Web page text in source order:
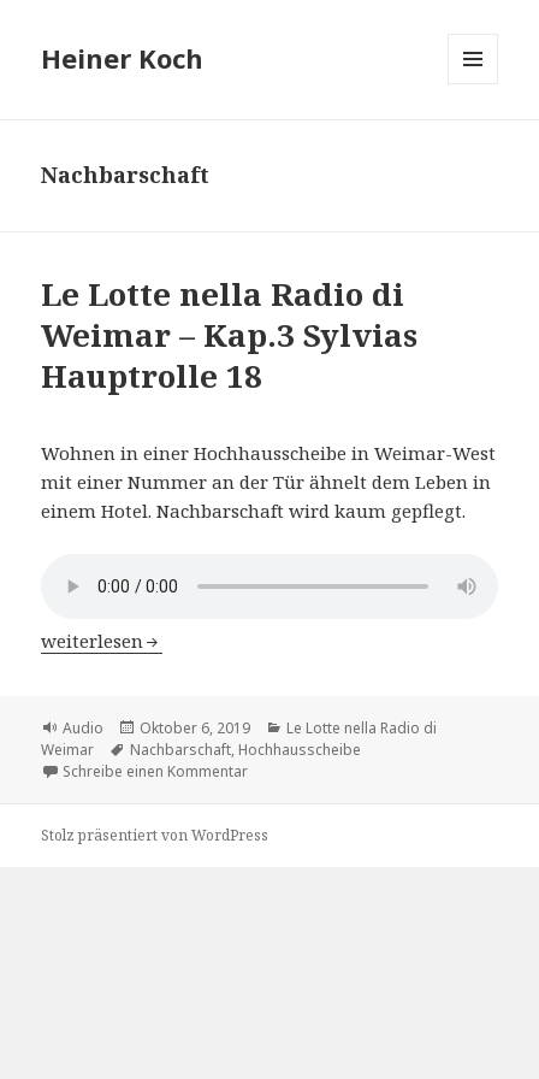
Heiner Koch
Nachbarschaft
Le Lotte nella Radio di
Weimar – Kap.3 Sylvias
Hauptrolle 18
Wohnen in einer Hochhausscheibe in Weimar-West
mit einer Nummer an der Tür ähnelt dem Leben in
einem Hotel. Nachbarschaft wird kaum gepflegt.
Le Lotte nella Radio di Weimar – Kap.3 Sylvias
weiterlesen
Format
Audio
Veröffentlicht
am
Oktober 6, 2019 Kategorien
Le Lotte nella Radio di
Weimar
Schlagwörter
Nachbarschaft, Hochhausscheibe
Schreibe einen Kommentarzu Le Lotte nella Radio di Weimar – Kap.3
Stolz präsentiert von WordPress